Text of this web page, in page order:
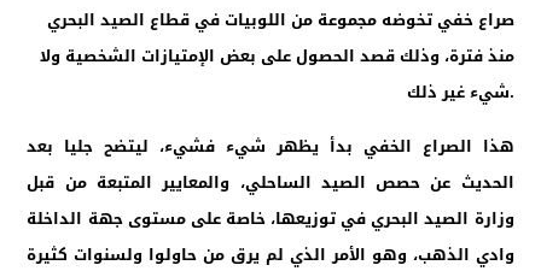
صراع خفي تخوضه مجموعة من اللوبيات في قطاع الصيد البحري
منذ فترة، وذلك قصد الحصول على بعض الإمتيازات الشخصية ولا
شيء غير ذلك.
هذا الصراع الخفي بدأ يظهر شيء فشيء، ليتضح جليا بعد
الحديث عن حصص الصيد الساحلي، والمعايير المتبعة من قبل
وزارة الصيد البحري في توزيعها، خاصة على مستوى جهة الداخلة
وادي الذهب، وهو الأمر الذي لم يرق من حاولوا ولسنوات كثيرة